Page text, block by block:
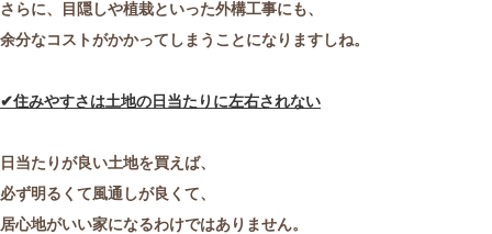
さらに、目隠しや植栽といった外構工事にも、
余分なコストがかかってしまうことになりますしね。
✔住みやすさは土地の日当たりに左右されない
日当たりが良い土地を買えば、
必ず明るくて風通しが良くて、
居心地がいい家になるわけではありません。